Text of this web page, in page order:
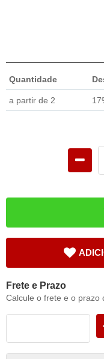
Quantidade
a partir de 2
Frete e Prazo
Calcule o frete e o prazo